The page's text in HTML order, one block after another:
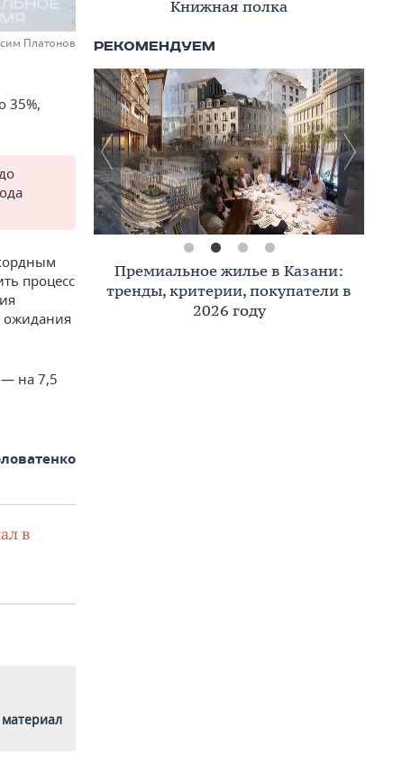
Платонов
35%,
процесс
ожидания
— на 7,5
в
материал
Книжная полка
Премиальное жилье в Казани:
тренды, критерии, покупатели в
2026 году